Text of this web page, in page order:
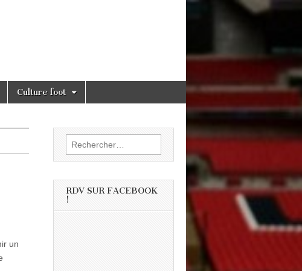
Culture foot
un
Rechercher :
RDV SUR FACEBOOK
!